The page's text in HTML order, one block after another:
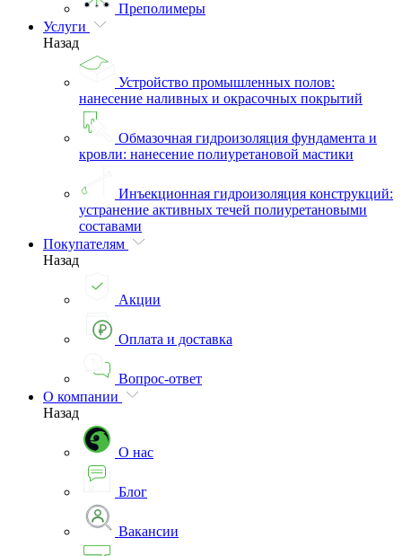
Преполимеры
Услуги
Назад
Устройство промышленных полов:
нанесение наливных и окрасочных покрытий
Обмазочная гидроизоляция фундамента и
кровли: нанесение полиуретановой мастики
Инъекционная гидроизоляция конструкций:
устранение активных течей полиуретановыми
составами
Покупателям
Назад
Акции
Оплата и доставка
Вопрос-ответ
О компании
Назад
О нас
Блог
Вакансии